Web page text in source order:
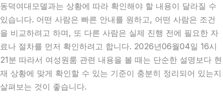
동덕여대모델과는 상황에 따라 확인해야 할 내용이 달라질 수
있습니다. 어떤 사람은 빠른 안내를 원하고, 어떤 사람은 조건
을 비교하려고 하며, 또 다른 사람은 실제 진행 전에 필요한 자
료나 절차를 먼저 확인하려고 합니다. 2026년06월04일 16시
21분 따라서 여성원룸 관련 내용을 볼 때는 단순한 설명보다 현
재 상황에 맞게 확인할 수 있는 기준이 충분히 정리되어 있는지
살펴보는 것이 좋습니다.